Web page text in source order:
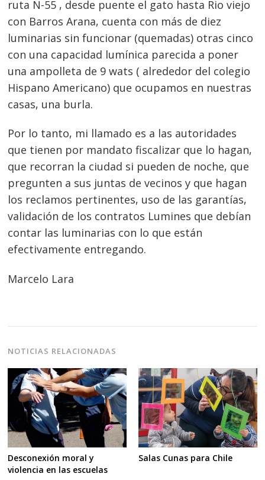
ruta N-55 , desde puente el gato hasta Rio viejo
con Barros Arana, cuenta con más de diez
luminarias sin funcionar (quemadas) otras cinco
con una capacidad lumínica parecida a poner
una ampolleta de 9 wats ( alrededor del colegio
Hispano Americano) que ocupamos en nuestras
casas, una burla.
Por lo tanto, mi llamado es a las autoridades
que tienen por mandato fiscalizar que lo hagan,
que recorran la ciudad si pueden de noche, que
pregunten a sus juntas de vecinos y que hagan
los reclamos pertinentes, uso de las garantías,
validación de los contratos Lumines que debían
contar las luminarias con lo que están
efectivamente entregando.
Marcelo Lara
NOTICIAS RELACIONADAS
Desconexión moral y
violencia en las escuelas
Salas Cunas para Chile
Navegación
de
entradas